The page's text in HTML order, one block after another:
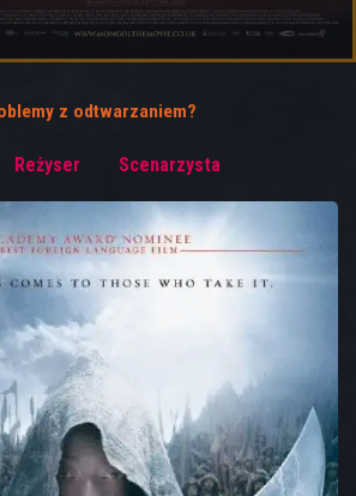
z odtwarzaniem?
Reżyser Scenarzysta